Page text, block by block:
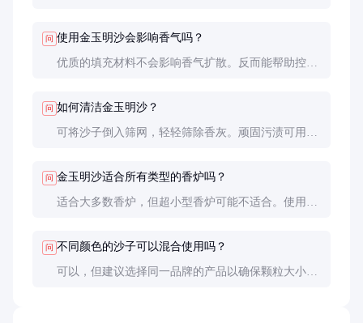
问 使用金玉明沙会影响香气吗？
优质的填充材料不会影响香气扩散。反而能帮助控制
问 如何清洁金玉明沙？
可将沙子倒入筛网，轻轻筛除香灰。顽固污渍可用清
问 金玉明沙适合所有类型的香炉吗？
适合大多数香炉，但超小型香炉可能不适合。使用前
问 不同颜色的沙子可以混合使用吗？
可以，但建议选择同一品牌的产品以确保颗粒大小和